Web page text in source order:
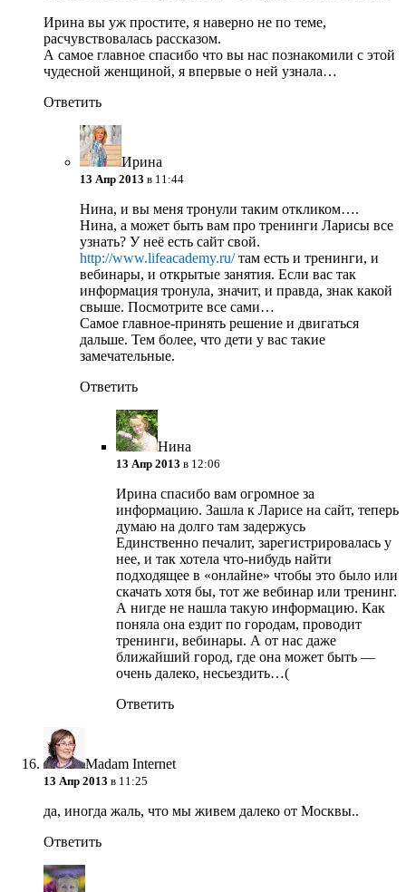
Ирина вы уж простите, я наверно не по теме,
расчувствовалась рассказом.
А самое главное спасибо что вы нас познакомили с этой
чудесной женщиной, я впервые о ней узнала…
Ответить
Ирина
13 Апр 2013 в 11:44
Нина, и вы меня тронули таким откликом….
Нина, а может быть вам про тренинги Ларисы все
узнать? У неё есть сайт свой.
http://www.lifeacademy.ru/там есть и тренинги, и
вебинары, и открытые занятия. Если вас так
информация тронула, значит, и правда, знак какой
свыше. Посмотрите все сами…
Самое главное-принять решение и двигаться
дальше. Тем более, что дети у вас такие
замечательные.
Ответить
Нина
13 Апр 2013 в 12:06
Ирина спасибо вам огромное за
информацию. Зашла к Ларисе на сайт, теперь
думаю на долго там задержусь
Единственно печалит, зарегистрировалась у
нее, и так хотела что-нибудь найти
подходящее в «онлайне» чтобы это было или
скачать хотя бы, тот же вебинар или тренинг.
А нигде не нашла такую информацию. Как
поняла она ездит по городам, проводит
тренинги, вебинары. А от нас даже
ближайший город, где она может быть —
очень далеко, несьездить…(
Ответить
Madam Internet
13 Апр 2013 в 11:25
да, иногда жаль, что мы живем далеко от Москвы..
Ответить